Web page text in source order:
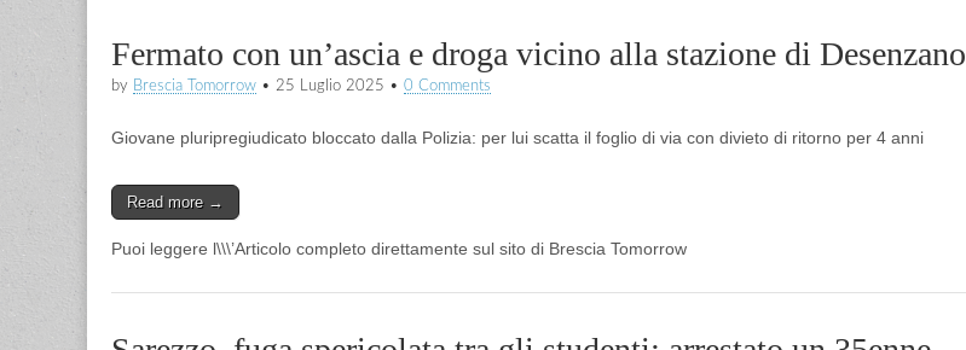
Fermato con un’ascia e droga vicino alla stazione di Desenzano
by Brescia Tomorrow • 25 Luglio 2025 • 0 Comments
Giovane pluripregiudicato bloccato dalla Polizia: per lui scatta il foglio di via con divieto di ritorno per 4 anni
Read more →
Puoi leggere l\\\’Articolo completo direttamente sul sito di Brescia Tomorrow